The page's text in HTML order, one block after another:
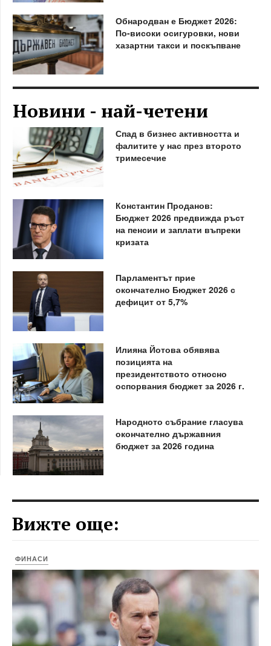
Обнародван е Бюджет 2026:
По-високи осигуровки, нови
хазартни такси и поскъпване
Новини - най-четени
Спад в бизнес активността и
фалитите у нас през второто
тримесечие
Константин Проданов:
Бюджет 2026 предвижда ръст
на пенсии и заплати въпреки
кризата
Парламентът прие
окончателно Бюджет 2026 с
дефицит от 5,7%
Илияна Йотова обявява
позицията на
президентството относно
оспорвания бюджет за 2026 г.
Народното събрание гласува
окончателно държавния
бюджет за 2026 година
Вижте още:
ФИНАСИ